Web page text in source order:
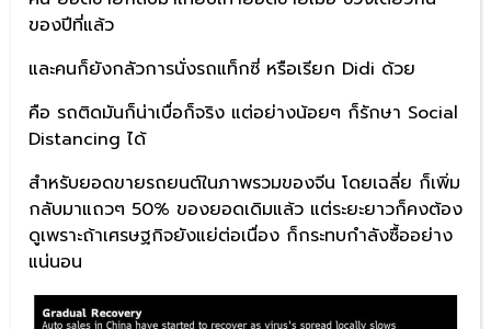
ของปีที่แล้ว
และคนก็ยังกลัวการนั่งรถแท็กซี่ หรือเรียก Didi ด้วย
คือ รถติดมันก็น่าเบื่อก็จริง แต่อย่างน้อยๆ ก็รักษา Social
Distancing ได้
สำหรับยอดขายรถยนต์ในภาพรวมของจีน โดยเฉลี่ย ก็เพิ่ม
กลับมาแถวๆ 50% ของยอดเดิมแล้ว แต่ระยะยาวก็คงต้อง
ดูเพราะถ้าเศรษฐกิจยังแย่ต่อเนื่อง ก็กระทบกำลังซื้ออย่าง
แน่นอน